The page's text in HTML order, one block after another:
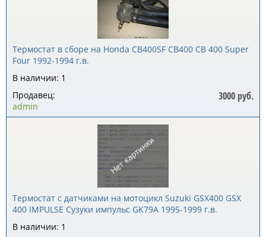
Термостат в сборе на Honda CB400SF CB400 CB 400 Super
Four 1992-1994 г.в.
В наличии: 1
3000 руб.
Продавец:
admin
Термостат с датчиками на мотоцикл Suzuki GSX400 GSX
400 IMPULSE Сузуки импульс GK79A 1995-1999 г.в.
В наличии: 1